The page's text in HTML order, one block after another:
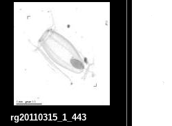
rg20110315_1_443